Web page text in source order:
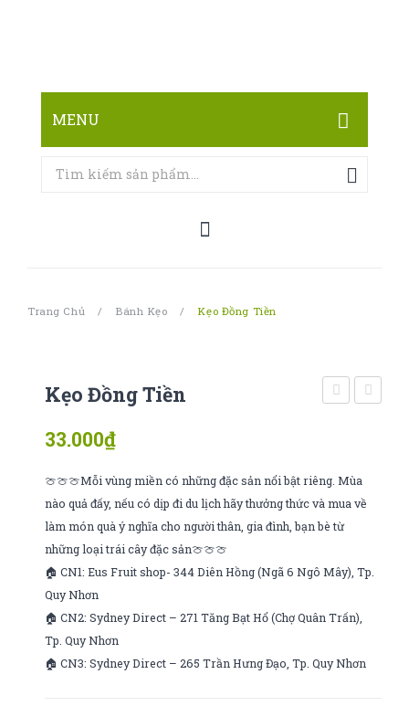
MENU
TRANG CHỦ
Trang Chủ / Bánh Kẹo / Kẹo Đồng Tiền
Kẹo Đồng Tiền
33.000₫
🍈🍈🍈Mỗi vùng miền có những đặc sản nổi bật riêng. Mùa
nào quả đấy, nếu có dịp đi du lịch hãy thưởng thức và mua về
làm món quà ý nghĩa cho người thân, gia đình, bạn bè từ
những loại trái cây đặc sản🍈🍈🍈
🏠 CN1: Eus Fruit shop- 344 Diên Hồng (Ngã 6 Ngô Mây), Tp.
Quy Nhơn
🏠 CN2: Sydney Direct – 271 Tăng Bạt Hổ (Chợ Quân Trấn),
Tp. Quy Nhơn
🏠 CN3: Sydney Direct – 265 Trần Hưng Đạo, Tp. Quy Nhơn